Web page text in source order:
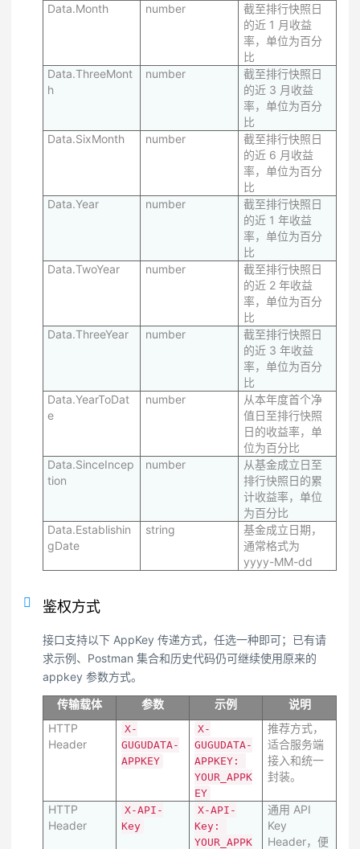
Data.Month
number
截至排行快照日
的近 1 月收益
率，单位为百分
比
Data.ThreeMont
h
number
截至排行快照日
的近 3 月收益
率，单位为百分
比
Data.SixMonth
number
截至排行快照日
的近 6 月收益
率，单位为百分
比
Data.Year
number
截至排行快照日
的近 1 年收益
率，单位为百分
比
Data.TwoYear
number
截至排行快照日
的近 2 年收益
率，单位为百分
比
Data.ThreeYear
number
截至排行快照日
的近 3 年收益
率，单位为百分
比
Data.YearToDat
e
number
从本年度首个净
值日至排行快照
日的收益率，单
位为百分比
Data.SinceIncep
tion
number
从基金成立日至
排行快照日的累
计收益率，单位
为百分比
Data.Establishin
gDate
string
基金成立日期，
通常格式为
yyyy-MM-dd
鉴权方式
接口支持以下 AppKey 传递方式，任选一种即可；已有请
求示例、Postman 集合和历史代码仍可继续使用原来的
appkey 参数方式。
传输载体
参数 示例
说明
HTTP
Header
X-
GUGUDATA-
APPKEY
X-
GUGUDATA-
APPKEY:
YOUR_APPK
EY
推荐方式，
适合服务端
接入和统一
封装。
HTTP
Header
X-API-
Key
X-API-
Key:
YOUR_APPK
通用 API
Key
Header，便